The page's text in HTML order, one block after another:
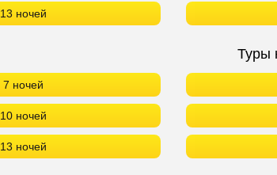
13 ночей
Туры
7 ночей
10 ночей
13 ночей